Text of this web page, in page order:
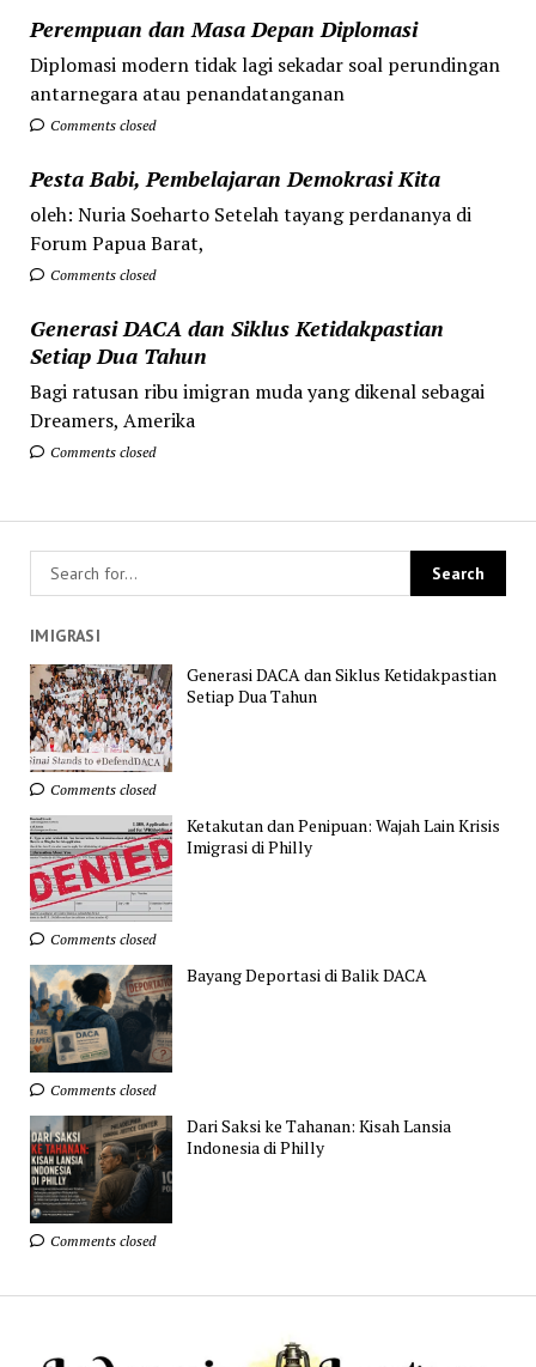
Perempuan dan Masa Depan Diplomasi
Diplomasi modern tidak lagi sekadar soal perundingan
antarnegara atau penandatanganan
Comments closed
Pesta Babi, Pembelajaran Demokrasi Kita
oleh: Nuria Soeharto Setelah tayang perdananya di
Forum Papua Barat,
Comments closed
Generasi DACA dan Siklus Ketidakpastian
Setiap Dua Tahun
Bagi ratusan ribu imigran muda yang dikenal sebagai
Dreamers, Amerika
Comments closed
IMIGRASI
Generasi DACA dan Siklus Ketidakpastian
Setiap Dua Tahun
Comments closed
Ketakutan dan Penipuan: Wajah Lain Krisis
Imigrasi di Philly
Comments closed
Bayang Deportasi di Balik DACA
Comments closed
Dari Saksi ke Tahanan: Kisah Lansia
Indonesia di Philly
Comments closed